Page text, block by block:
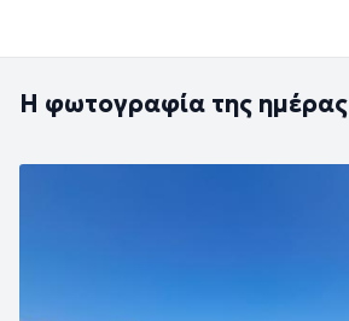
Η φωτογραφία της ημέρας